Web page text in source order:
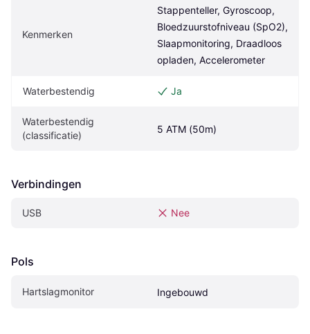
Kenmerken
Stappenteller, Gyroscoop,
Bloedzuurstofniveau (SpO2),
Slaapmonitoring, Draadloos
opladen, Accelerometer
Waterbestendig Ja
Waterbestendig
(classificatie)
5 ATM (50m)
Verbindingen
USB Nee
Pols
Hartslagmonitor Ingebouwd